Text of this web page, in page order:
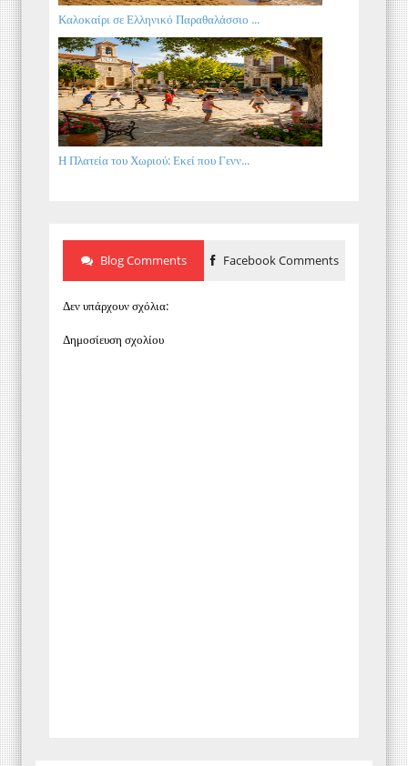
Καλοκαίρι σε Ελληνικό Παραθαλάσσιο ...
Η Πλατεία του Χωριού: Εκεί που Γενν...
Blog Comments Facebook Comments
Δεν υπάρχουν σχόλια:
Δημοσίευση σχολίου